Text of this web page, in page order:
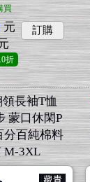
買
元
訂購
折
領長袖T恤
蒙口休閑P
分百純棉料
M-3XL